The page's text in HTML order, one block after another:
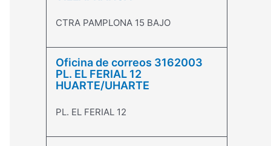
CTRA PAMPLONA 15 BAJO
Oficina de correos 3162003
PL. EL FERIAL 12
HUARTE/UHARTE
PL. EL FERIAL 12